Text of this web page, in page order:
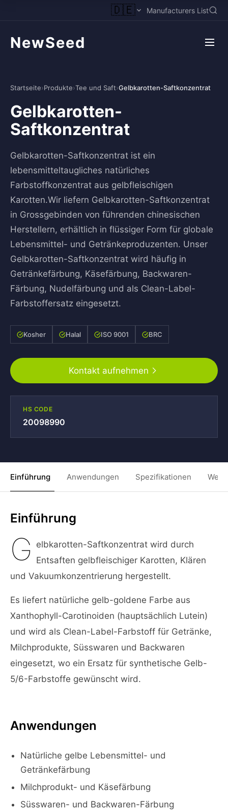
🇩🇪 Manufacturers List
NewSeed
Startseite›Produkte›Tee und Saft›Gelbkarotten-Saftkonzentrat
Gelbkarotten-
Saftkonzentrat
Gelbkarotten-Saftkonzentrat ist ein
lebensmitteltaugliches natürliches
Farbstoffkonzentrat aus gelbfleischigen
Karotten.Wir liefern Gelbkarotten-Saftkonzentrat
in Grossgebinden von führenden chinesischen
Herstellern, erhältlich in flüssiger Form für globale
Lebensmittel- und Getränkeproduzenten. Unser
Gelbkarotten-Saftkonzentrat wird häufig in
Getränkefärbung, Käsefärbung, Backwaren-
Färbung, Nudelfärbung und als Clean-Label-
Farbstoffersatz eingesetzt.
Kosher Halal ISO 9001 BRC
Kontakt aufnehmen
HS CODE
20098990
Einführung Anwendungen Spezifikationen
Einführung
G elbkarotten-Saftkonzentrat wird durch
Entsaften gelbfleischiger Karotten, Klären
und Vakuumkonzentrierung hergestellt.
Es liefert natürliche gelb-goldene Farbe aus
Xanthophyll-Carotinoiden (hauptsächlich Lutein)
und wird als Clean-Label-Farbstoff für Getränke,
Milchprodukte, Süsswaren und Backwaren
eingesetzt, wo ein Ersatz für synthetische Gelb-
5/6-Farbstoffe gewünscht wird.
Anwendungen
Natürliche gelbe Lebensmittel- und
Getränkefärbung
Milchprodukt- und Käsefärbung
Süsswaren- und Backwaren-Färbung